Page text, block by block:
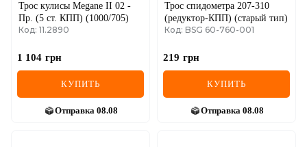
GMC
GREAT WALL
HAVAL
Трос кулисы Megane II 02 -
Пр. (5 ст. КПП) (1000/705)
Код: 11.2890
1 104 грн
КУПИТЬ
Отправка 08.08
Трос спидометра 207-310
(редуктор-КПП) (старый тип)
Код: BSG 60-760-001
219 грн
КУПИТЬ
Отправка 08.08